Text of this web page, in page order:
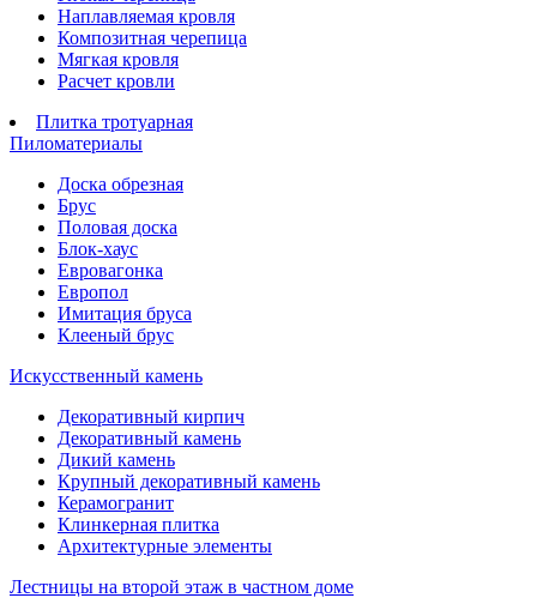
Наплавляемая кровля
Композитная черепица
Мягкая кровля
Расчет кровли
Плитка тротуарная
Пиломатериалы
Доска обрезная
Брус
Половая доска
Блок-хаус
Евровагонка
Европол
Имитация бруса
Клееный брус
Искусственный камень
Декоративный кирпич
Декоративный камень
Дикий камень
Крупный декоративный камень
Керамогранит
Клинкерная плитка
Архитектурные элементы
Лестницы на второй этаж в частном доме